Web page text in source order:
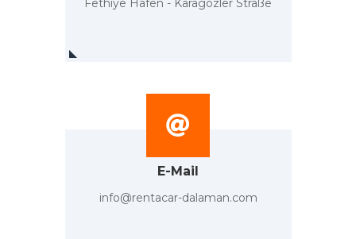
Fethiye Hafen - Karagözler Straße
E-Mail
info@rentacar-dalaman.com